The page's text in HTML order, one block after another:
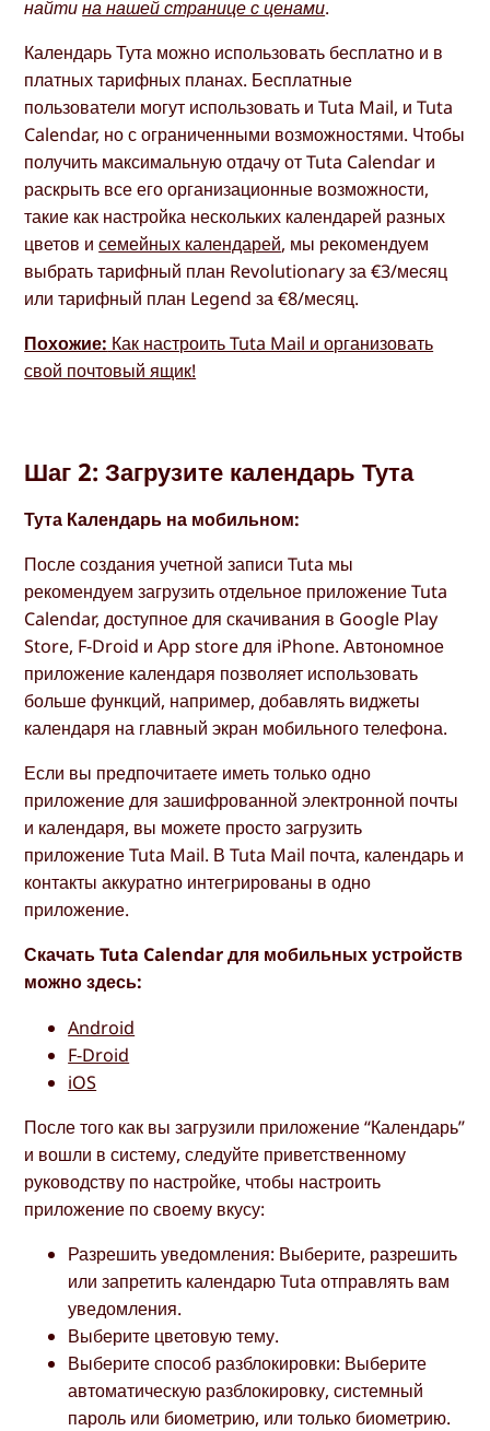
найтина нашей странице с ценами.
Календарь Тута можно использовать бесплатно и в
платных тарифных планах. Бесплатные
пользователи могут использовать и Tuta Mail, и Tuta
Calendar, но с ограниченными возможностями. Чтобы
получить максимальную отдачу от Tuta Calendar и
раскрыть все его организационные возможности,
такие как настройка нескольких календарей разных
цветов исемейных календарей, мы рекомендуем
выбрать тарифный план Revolutionary за €3/месяц
или тарифный план Legend за €8/месяц.
Похожие: Как настроить Tuta Mail и организовать
свой почтовый ящик!
Шаг 2: Загрузите календарь Тута
Тута Календарь на мобильном:
После создания учетной записи Tuta мы
рекомендуем загрузить отдельное приложение Tuta
Calendar, доступное для скачивания в Google Play
Store, F-Droid и App store для iPhone. Автономное
приложение календаря позволяет использовать
больше функций, например, добавлять виджеты
календаря на главный экран мобильного телефона.
Если вы предпочитаете иметь только одно
приложение для зашифрованной электронной почты
и календаря, вы можете просто загрузить
приложение Tuta Mail. В Tuta Mail почта, календарь и
контакты аккуратно интегрированы в одно
приложение.
Скачать Tuta Calendar для мобильных устройств
можно здесь:
Android
F-Droid
iOS
После того как вы загрузили приложение “Календарь”
и вошли в систему, следуйте приветственному
руководству по настройке, чтобы настроить
приложение по своему вкусу:
Разрешить уведомления: Выберите, разрешить
или запретить календарю Tuta отправлять вам
уведомления.
Выберите цветовую тему.
Выберите способ разблокировки: Выберите
автоматическую разблокировку, системный
пароль или биометрию, или только биометрию.